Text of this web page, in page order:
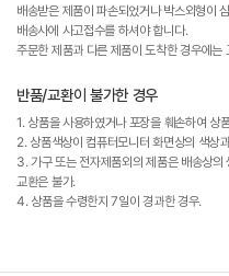
배송받은 제품이 파손되었거나 박스외형이
배송사에 사고접수를 하셔야 합니다.
주문한 제품과 다른 제품이 도착한 경우에는
반품/교환이 불가한 경우
1. 상품을 사용하였거나 포장을 훼손하여 상
2. 상품색상이 컴퓨터모니터 화면상의 색상
3. 가구 또는 전자제품외의 제품은 배송상의
교환은 불가.
4. 상품을 수령한지 7일이 경과한 경우.